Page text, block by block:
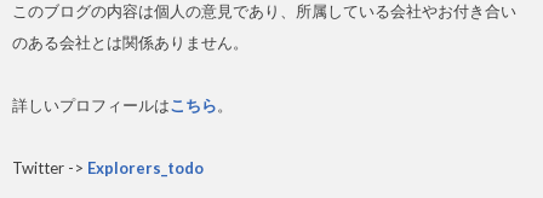
このブログの内容は個人の意見であり、所属している会社やお付き合い
のある会社とは関係ありません。
詳しいプロフィールはこちら。
Twitter -> Explorers_todo